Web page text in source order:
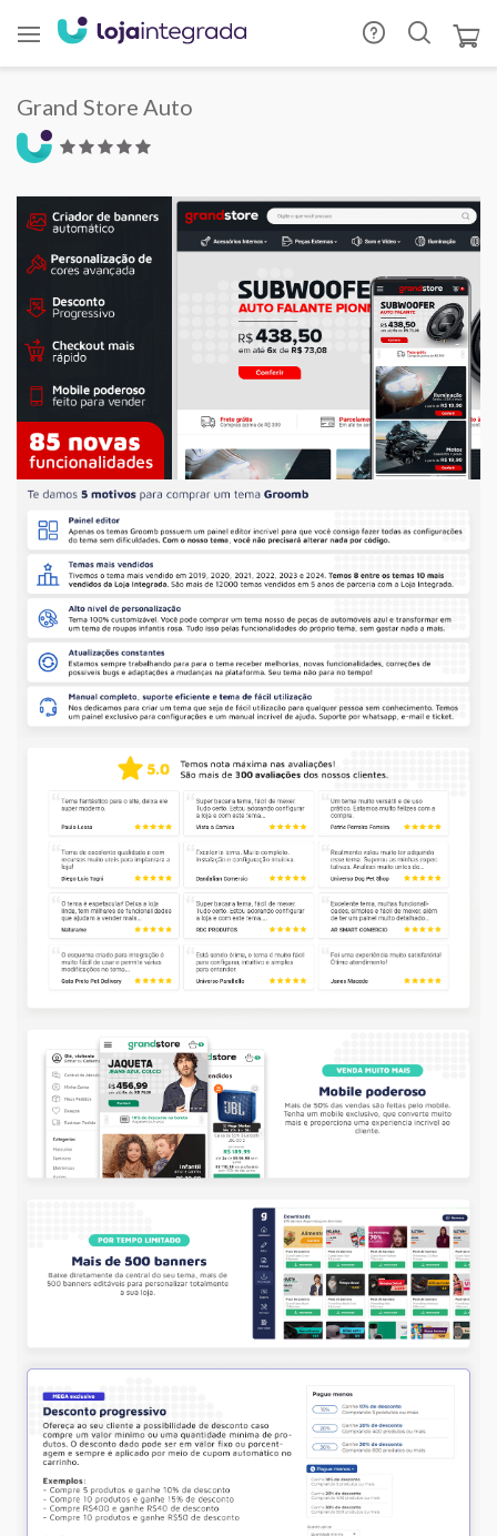
Grand Store Auto